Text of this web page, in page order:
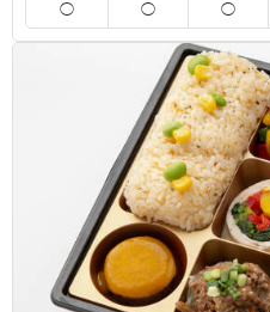
いいますと、少しお米が固
サついていた感がありまし
ご利用シーン：会議・セミナー
大阪府大阪市中央区久太郎町
◯ ◯ ◯